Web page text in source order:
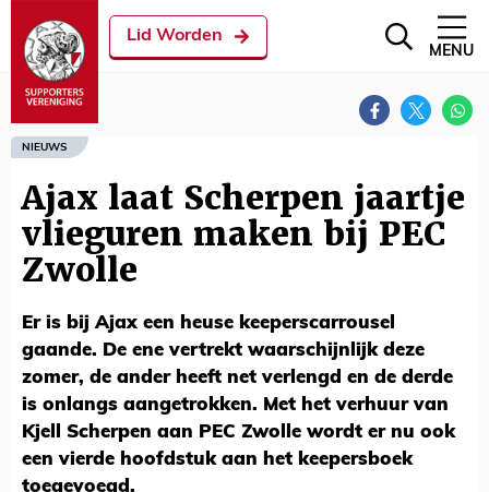
Lid Worden
MENU
NIEUWS
Ajax laat Scherpen jaartje
vlieguren maken bij PEC
Zwolle
Er is bij Ajax een heuse keeperscarrousel
gaande. De ene vertrekt waarschijnlijk deze
zomer, de ander heeft net verlengd en de derde
is onlangs aangetrokken. Met het verhuur van
Kjell Scherpen aan PEC Zwolle wordt er nu ook
een vierde hoofdstuk aan het keepersboek
toegevoegd.